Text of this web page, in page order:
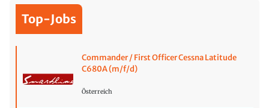
Top-Jobs
Commander / First Officer Cessna Latitude
C680A (m/f/d)
Österreich